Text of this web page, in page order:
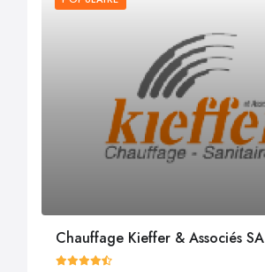
Chauffage Kieffer & Associés SA